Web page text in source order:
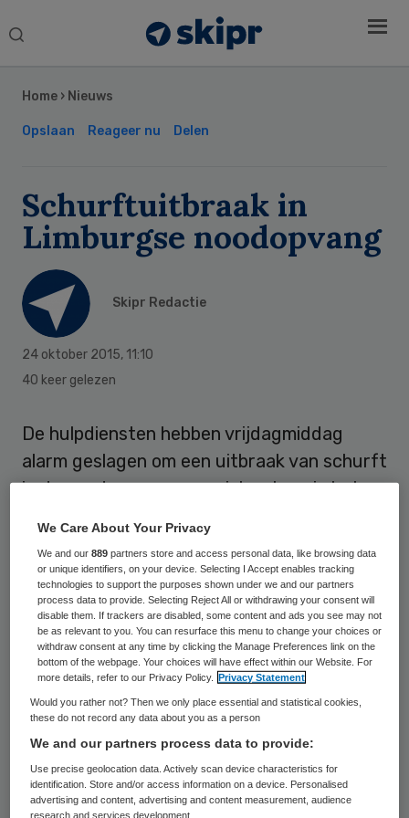
Search
Home › Nieuws
Opslaan Reageer nu Delen
Schurftuitbraak in
Limburgse noodopvang
Skipr Redactie
24 oktober 2015, 11:10
40 keer gelezen
De hulpdiensten hebben vrijdagmiddag
alarm geslagen om een uitbraak van schurft
in de noodopvang van asielzoekers in het
Een woordvoerder van de brandweer zei
dat er mogelijk dertig mensen met schurft
besmet zijn. Eerder vrijdag liet de GGD
weten dat twee gevallen van schurft in de
noodopvang inmiddels ,,behandeld” zijn.
De vluchtelingen kwamen vrijdag in de
sporthal aan de Schans in Reuver aan
vanuit een noodopvang in Swalmen, in de
gemeente Roermond.
Sidebar
We Care About Your Privacy
We and our889 partners store and access personal data, like browsing data
or unique identifiers, on your device. Selecting I Accept enables tracking
technologies to support the purposes shown under we and our partners
process data to provide. Selecting Reject All or withdrawing your consent will
disable them. If trackers are disabled, some content and ads you see may not
be as relevant to you. You can resurface this menu to change your choices or
withdraw consent at any time by clicking the Manage Preferences link on the
bottom of the webpage. Your choices will have effect within our Website. For
more details, refer to our Privacy Policy.
Privacy Statement
Would you rather not? Then we only place essential and statistical cookies,
these do not record any data about you as a person
We and our partners process data to provide:
Use precise geolocation data. Actively scan device characteristics for
identification. Store and/or access information on a device. Personalised
advertising and content, advertising and content measurement, audience
research and services development.